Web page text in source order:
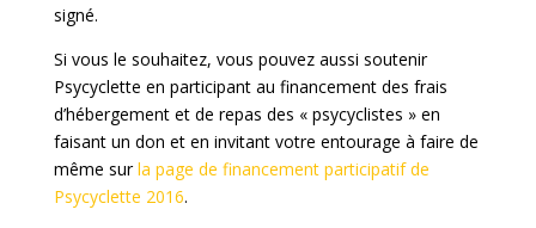
signé.
Si vous le souhaitez, vous pouvez aussi soutenir
Psycyclette en participant au financement des frais
d’hébergement et de repas des « psycyclistes » en
faisant un don et en invitant votre entourage à faire de
même surla page de financement participatif de
Psycyclette 2016.